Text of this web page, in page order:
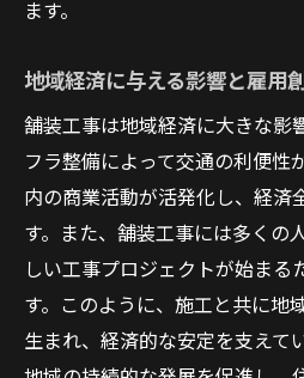
ます。
地域経済に与える影響と雇用
舗装工事は地域経済に大きな影
フラ整備によって交通の利便性
内の商業活動が活発化し、経済
す。また、舗装工事には多くの
しい工事プロジェクトが始まる
す。このように、施工と共に地
生まれ、経済的な安定を支えて